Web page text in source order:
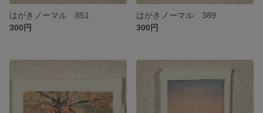
はがきノーマル 851
300円
はがきノーマル 389
300円